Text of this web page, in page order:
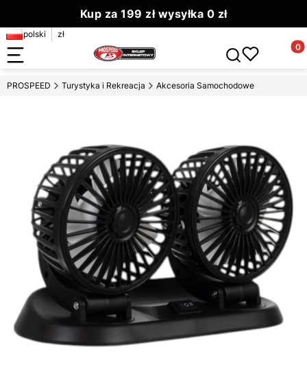
Kup za 199 zł wysyłka 0 zł
polski zł
Otwórz
PROSPEED Turystyka i Rekreacja Akcesoria Samochodowe